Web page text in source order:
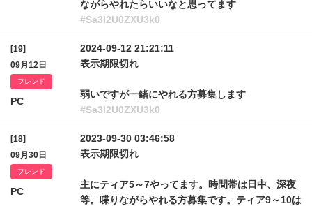
ながらやれたらいいなと思ってます
#Sa3l2U0ZXU3k0
[19]
09月12日
フレンド
PC
2024-09-12 21:21:11
表示期限切れ
弱いですが一緒にやれる方募集します
#Sa3l2U0ZXU3k0
[18]
09月30日
フレンド
PC
2023-09-30 03:46:58
表示期限切れ
主にティア5～7やってます。時間帯は日中、深夜
等。喋りながらやれる方募集です。ティア9～10は